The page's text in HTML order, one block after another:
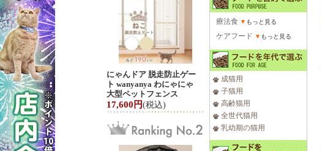
にゃんドア 脱走防止ゲー
ト wanyanya わにゃにゃ
大型ペットフェンス
17,600円(税込)
療法食 ▼ もっと見る
ケアフード ▼ もっと見る
成猫用
子猫用
高齢猫用
全世代猫用
乳幼期の猫用